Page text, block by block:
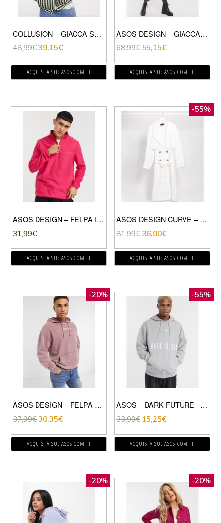
COLLUSION – GIACCA SPORTIVA A QUADRI MISTI-MULTICOLORE
48,99€ 39,15€
ACQUISTA SU: ASOS.COM IT
ASOS DESIGN – GIACCA ANTIPIOGGIA GRIGIA CON FODERA IN ECOPELLICCIA-GRIGIO
68,99€ 55,15€
ACQUISTA SU: ASOS.COM IT
ASOS DESIGN – FELPA IN PILE CON ZIP CORTA ROSA ACCESO
31,99€
ACQUISTA SU: ASOS.COM IT
-55%
ASOS DESIGN CURVE – TRENCH AMPIO BIANCO-VERDE
81,99€ 36,90€
ACQUISTA SU: ASOS.COM IT
-20%
ASOS DESIGN – FELPA OVERSIZE ROSSA LAVAGGIO ACIDO CON STAMPA DI CITTÀ SUL PETTO-ROSSO
37,99€ 30,35€
ACQUISTA SU: ASOS.COM IT
-55%
ASOS – DARK FUTURE – FELPA OVERSIZE GRIGIO MÉLANGE CON CAPPUCCIO, STAMPA E CUCITURE PIATTE IN COORDINATO
33,99€ 15,25€
ACQUISTA SU: ASOS.COM IT
-20% -20%